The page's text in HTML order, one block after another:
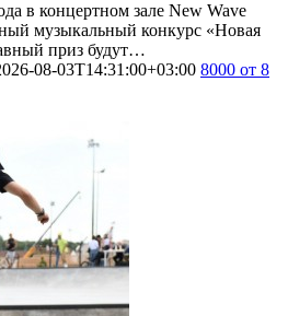
в концертном зале New Wave
музыкальный конкурс «Новая
приз будут…
08-03T14:31:00+03:00 8000 от 8